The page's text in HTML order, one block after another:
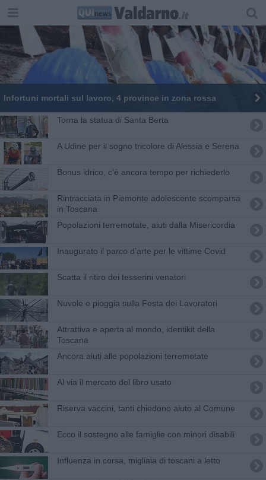
Infortuni mortali sul lavoro, 4 province in zona rossa
Torna la statua di Santa Berta
A Udine per il sogno tricolore di Alessia e Serena
Bonus idrico, c’è ancora tempo per richiederlo
Rintracciata in Piemonte adolescente scomparsa
in Toscana
Popolazioni terremotate, aiuti dalla Misericordia
Inaugurato il parco d’arte per le vittime Covid
Scatta il ritiro dei tesserini venatori
Nuvole e pioggia sulla Festa dei Lavoratori
Attrattiva e aperta al mondo, identikit della
Toscana
Ancora aiuti alle popolazioni terremotate
Al via il mercato del libro usato
Riserva vaccini, tanti chiedono aiuto al Comune
Ecco il sostegno alle famiglie con minori disabili
Influenza in corsa, migliaia di toscani a letto